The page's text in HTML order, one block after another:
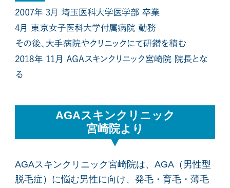
AGAスキンクリニック
宮崎院より
AGAスキンクリニック宮崎院は、AGA（男性型
脱毛症）に悩む男性に向け、発毛・育毛・薄毛